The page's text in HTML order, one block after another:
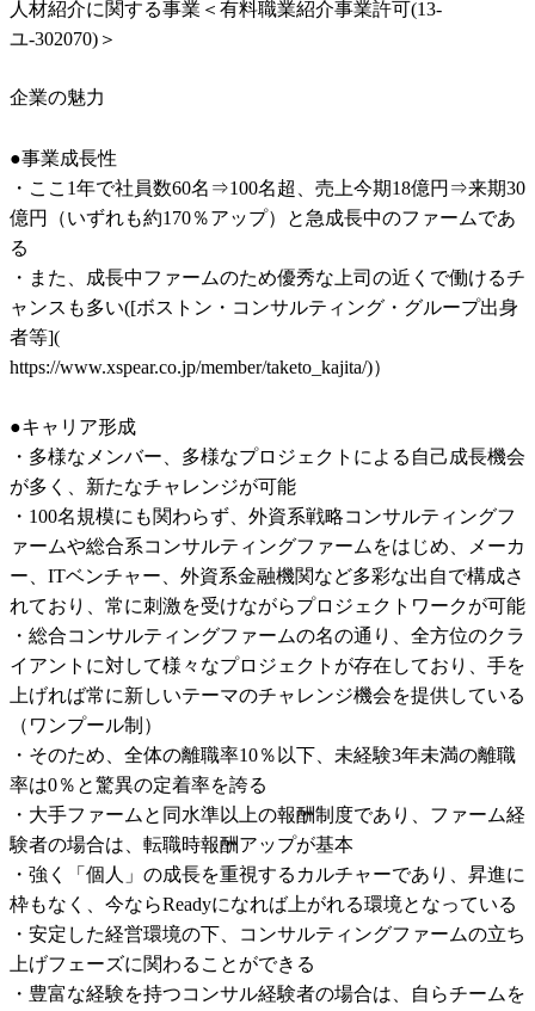
人材紹介に関する事業＜有料職業紹介事業許可(13-
ユ-302070)＞
企業の魅力
●事業成長性
・ここ1年で社員数60名⇒100名超、売上今期18億円⇒来期30
億円（いずれも約170％アップ）と急成長中のファームであ
る
・また、成長中ファームのため優秀な上司の近くで働けるチ
ャンスも多い([ボストン・コンサルティング・グループ出身
者等](
https://www.xspear.co.jp/member/taketo_kajita/)）
●キャリア形成
・多様なメンバー、多様なプロジェクトによる自己成長機会
が多く、新たなチャレンジが可能
・100名規模にも関わらず、外資系戦略コンサルティングフ
ァームや総合系コンサルティングファームをはじめ、メーカ
ー、ITベンチャー、外資系金融機関など多彩な出自で構成さ
れており、常に刺激を受けながらプロジェクトワークが可能
・総合コンサルティングファームの名の通り、全方位のクラ
イアントに対して様々なプロジェクトが存在しており、手を
上げれば常に新しいテーマのチャレンジ機会を提供している
（ワンプール制）
・そのため、全体の離職率10％以下、未経験3年未満の離職
率は0％と驚異の定着率を誇る
・大手ファームと同水準以上の報酬制度であり、ファーム経
験者の場合は、転職時報酬アップが基本
・強く「個人」の成長を重視するカルチャーであり、昇進に
枠もなく、今ならReadyになれば上がれる環境となっている
・安定した経営環境の下、コンサルティングファームの立ち
上げフェーズに関わることができる
・豊富な経験を持つコンサル経験者の場合は、自らチームを